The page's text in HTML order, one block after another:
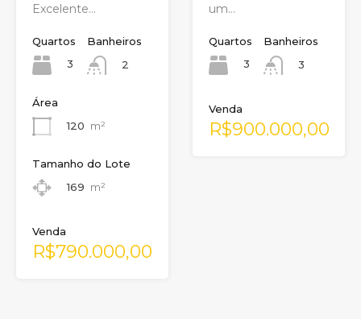
Excelente…
Quartos
3
Banheiros
2
Área
120 m²
Tamanho do Lote
169 m²
Venda
R$790.000,00
um…
Quartos
3
Banheiros
3
Venda
R$900.000,00